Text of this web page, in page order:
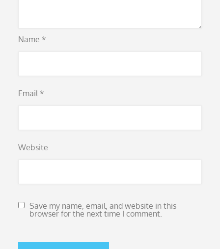
Name *
Email *
Website
Save my name, email, and website in this
browser for the next time I comment.